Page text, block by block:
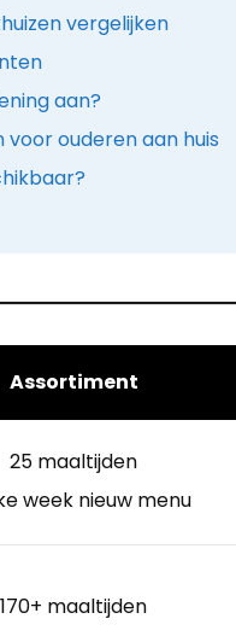
vergelijken
aan?
ouderen aan huis
Assortiment
25 maaltijden
week nieuw menu
170+ maaltijden